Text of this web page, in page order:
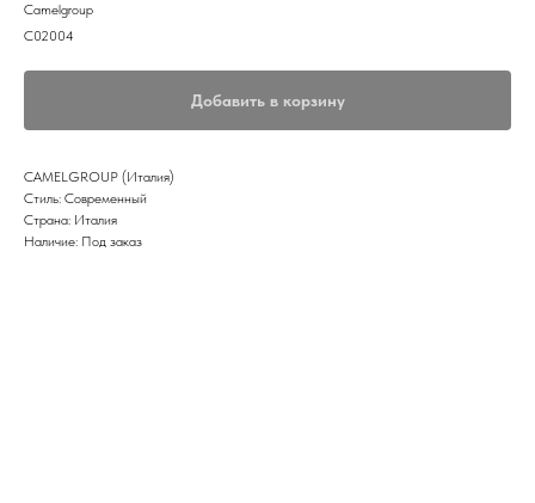
Camelgroup
C02004
Добавить в корзину
CAMELGROUP (Италия)
Стиль: Современный
Страна: Италия
Наличие: Под заказ